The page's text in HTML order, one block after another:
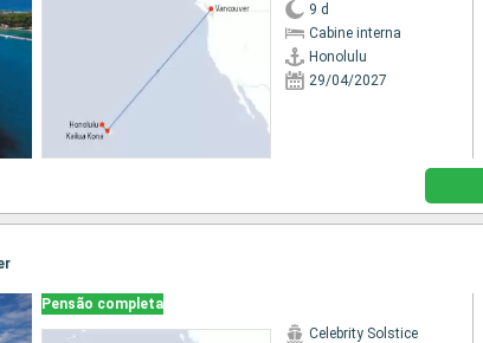
9 d
Cabine interna
Honolulu
29/04/2027
Pensão completa
Celebrity Solstice